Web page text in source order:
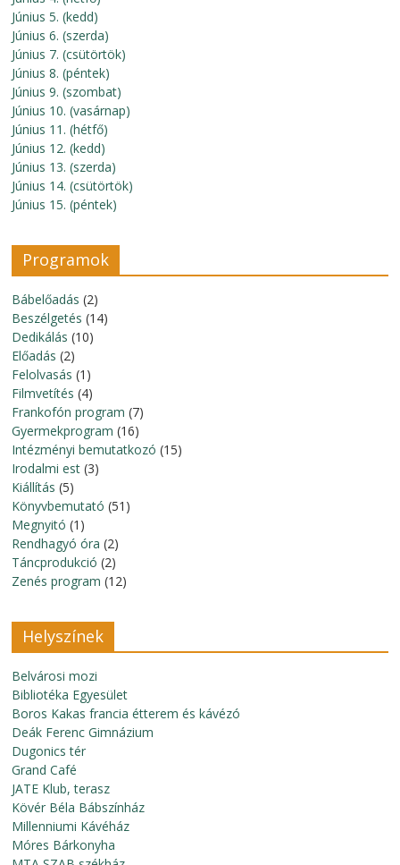
Június 5. (kedd)
Június 6. (szerda)
Június 7. (csütörtök)
Június 8. (péntek)
Június 9. (szombat)
Június 10. (vasárnap)
Június 11. (hétfő)
Június 12. (kedd)
Június 13. (szerda)
Június 14. (csütörtök)
Június 15. (péntek)
Programok
Bábelőadás (2)
Beszélgetés (14)
Dedikálás (10)
Előadás (2)
Felolvasás (1)
Filmvetítés (4)
Frankofón program (7)
Gyermekprogram (16)
Intézményi bemutatkozó (15)
Irodalmi est (3)
Kiállítás (5)
Könyvbemutató (51)
Megnyitó (1)
Rendhagyó óra (2)
Táncprodukció (2)
Zenés program (12)
Helyszínek
Belvárosi mozi
Bibliotéka Egyesület
Boros Kakas francia étterem és kávézó
Deák Ferenc Gimnázium
Dugonics tér
Grand Café
JATE Klub, terasz
Kövér Béla Bábszínház
Millenniumi Kávéház
Móres Bárkonyha